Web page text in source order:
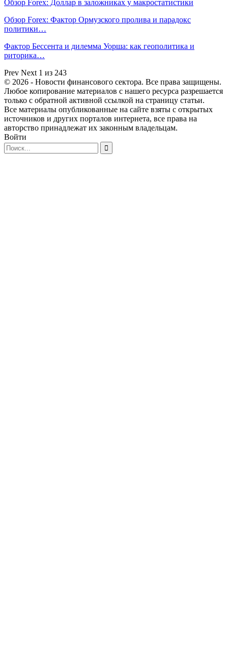
Обзор Forex: Доллар в заложниках у макростатистики
Обзор Forex: Фактор Ормузского пролива и парадокс
политики…
Фактор Бессента и дилемма Уорша: как геополитика и
риторика…
Prev Next 1 из 243
© 2026 - Новости финансового сектора. Все права защищены.
Любое копирование материалов с нашего ресурса разрешается
только с обратной активной ссылкой на страницу статьи.
Все материалы опубликованные на сайте взяты с открытых
источников и других порталов интернета, все права на
авторство принадлежат их законным владельцам.
Войти